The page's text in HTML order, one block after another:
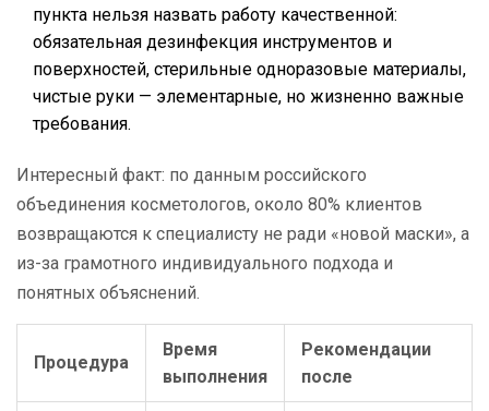
пунктa нельзя назвать работу качественной:
обязательная дезинфекция инструментов и
поверхностей, стерильные одноразовые материалы,
чистые руки — элементарные, но жизненно важные
требования.
Интересный факт: по данным российского
объединения косметологов, около 80% клиентов
возвращаются к специалисту не ради «новой маски», а
из-за грамотного индивидуального подхода и
понятных объяснений.
Процедура
Время
выполнения
Рекомендации
после